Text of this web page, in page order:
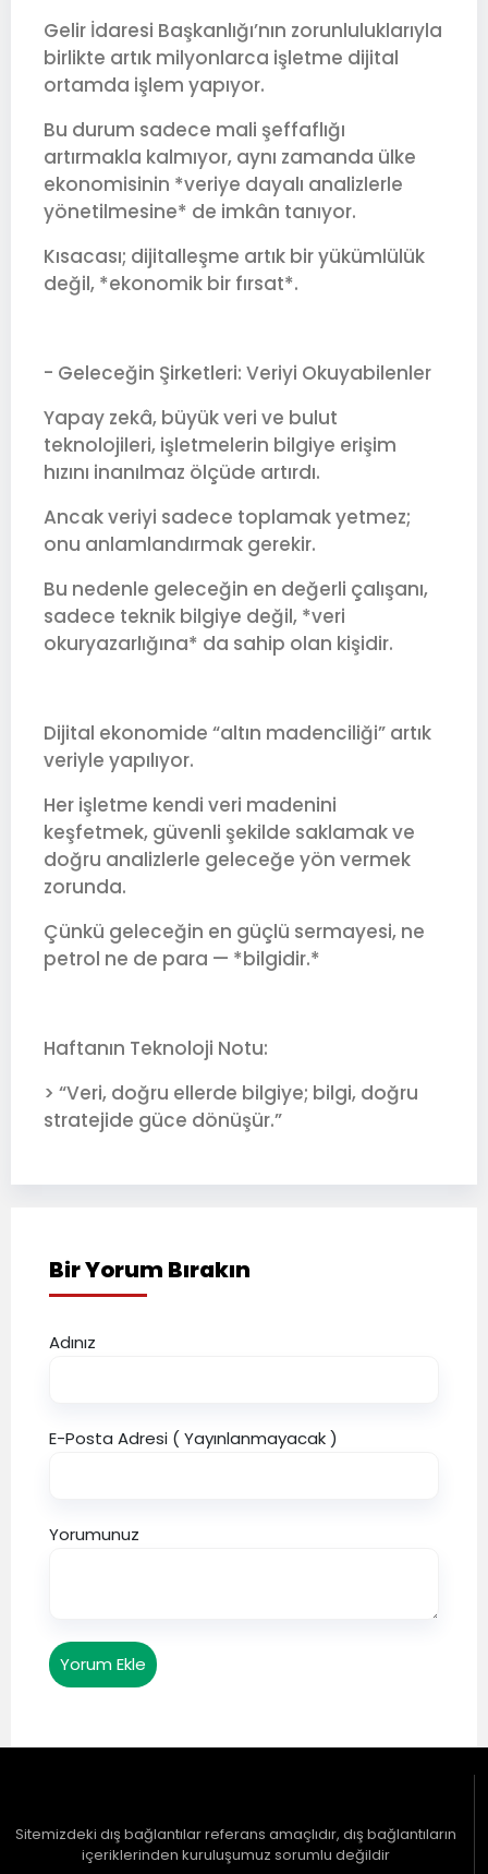
Gelir İdaresi Başkanlığı’nın zorunluluklarıyla
birlikte artık milyonlarca işletme dijital
ortamda işlem yapıyor.
Bu durum sadece mali şeffaflığı
artırmakla kalmıyor, aynı zamanda ülke
ekonomisinin *veriye dayalı analizlerle
yönetilmesine* de imkân tanıyor.
Kısacası; dijitalleşme artık bir yükümlülük
değil, *ekonomik bir fırsat*.
- Geleceğin Şirketleri: Veriyi Okuyabilenler
Yapay zekâ, büyük veri ve bulut
teknolojileri, işletmelerin bilgiye erişim
hızını inanılmaz ölçüde artırdı.
Ancak veriyi sadece toplamak yetmez;
onu anlamlandırmak gerekir.
Bu nedenle geleceğin en değerli çalışanı,
sadece teknik bilgiye değil, *veri
okuryazarlığına* da sahip olan kişidir.
Dijital ekonomide “altın madenciliği” artık
veriyle yapılıyor.
Her işletme kendi veri madenini
keşfetmek, güvenli şekilde saklamak ve
doğru analizlerle geleceğe yön vermek
zorunda.
Çünkü geleceğin en güçlü sermayesi, ne
petrol ne de para — *bilgidir.*
Haftanın Teknoloji Notu:
> “Veri, doğru ellerde bilgiye; bilgi, doğru
stratejide güce dönüşür.”
Bir Yorum Bırakın
Adınız
E-Posta Adresi ( Yayınlanmayacak )
Yorumunuz
Yorum Ekle
Sitemizdeki dış bağlantılar referans amaçlıdır, dış bağlantıların
içeriklerinden kuruluşumuz sorumlu değildir